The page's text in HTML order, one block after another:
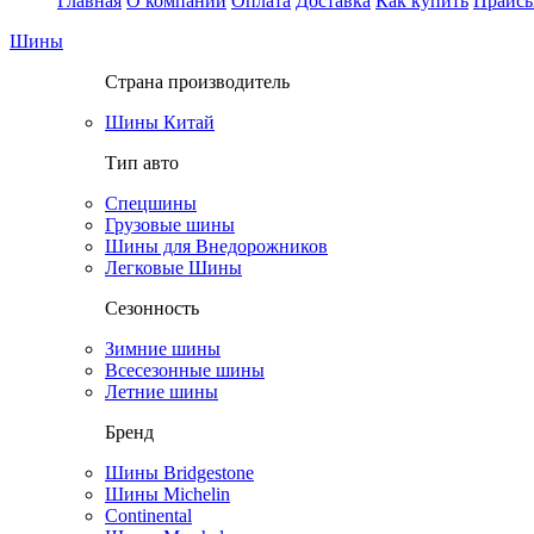
Шины
Страна производитель
Шины Китай
Тип авто
Спецшины
Грузовые шины
Шины для Внедорожников
Легковые Шины
Сезонность
Зимние шины
Всесезонные шины
Летние шины
Бренд
Шины Bridgestone
Шины Michelin
Continental